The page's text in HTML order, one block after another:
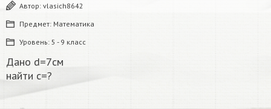
Автор: vlasich8642
Предмет: Математика
Уровень: 5 - 9 класс
Дано d=7см
найти с=?​